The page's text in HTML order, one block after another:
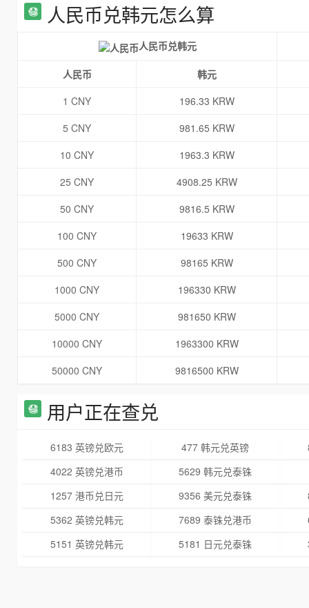
人民币兑韩元怎么算
人民币兑韩元
人民币
韩元
1 CNY
196.33 KRW
5 CNY
981.65 KRW
10 CNY
1963.3 KRW
25 CNY
4908.25 KRW
50 CNY
9816.5 KRW
100 CNY
19633 KRW
500 CNY
98165 KRW
1000 CNY
196330 KRW
5000 CNY
981650 KRW
10000 CNY
1963300 KRW
50000 CNY
9816500 KRW
用户正在查兑
6183 英镑兑欧元 477 韩元兑英镑
4022 英镑兑港币
5629 韩元兑泰铢
1257 港币兑日元
9356 美元兑泰铢
5362 英镑兑韩元
7689 泰铢兑港币
5151 英镑兑韩元
5181 日元兑泰铢